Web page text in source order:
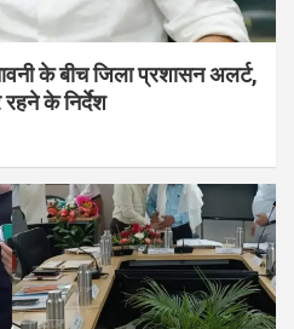
के बीच जिला प्रशासन अलर्ट,
रहने के निर्देश